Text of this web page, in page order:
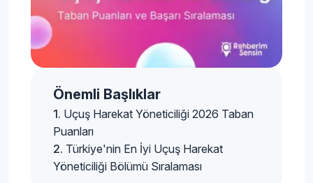
Önemli Başlıklar
Uçuş Harekat Yöneticiliği 2026 Taban
Puanları
Türkiye'nin En İyi Uçuş Harekat
Yöneticiliği Bölümü Sıralaması